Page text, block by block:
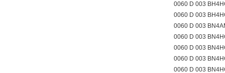
0060 D 003
0060 D 003
0060 D 003
0060 D 003
0060 D 003
0060 D 003
0060 D 003